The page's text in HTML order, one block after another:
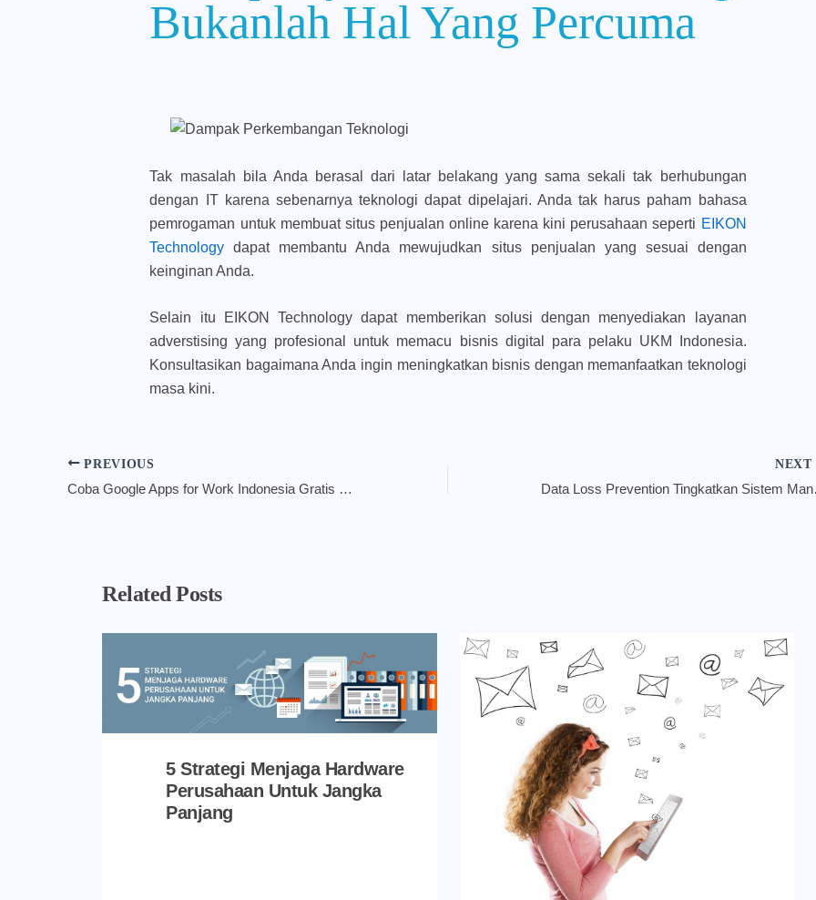
Bukanlah Hal Yang Percuma
Tak masalah bila Anda berasal dari latar belakang yang sama sekali tak berhubungan
dengan IT karena sebenarnya teknologi dapat dipelajari. Anda tak harus paham bahasa
pemrogaman untuk membuat situs penjualan online karena kini perusahaan seperti EIKON
Technology dapat membantu Anda mewujudkan situs penjualan yang sesuai dengan
keinginan Anda.
Selain itu EIKON Technology dapat memberikan solusi dengan menyediakan layanan
adverstising yang profesional untuk memacu bisnis digital para pelaku UKM Indonesia.
Konsultasikan bagaimana Anda ingin meningkatkan bisnis dengan memanfaatkan teknologi
masa kini.
PREVIOUS
Coba Google Apps for Work Indonesia Gratis Dengan Mid Market Promo
NEXT
Data
Related Posts
5 Strategi Menjaga Hardware
Perusahaan Untuk Jangka
Panjang